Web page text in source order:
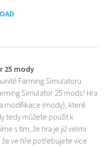
25 mody
Farming Simulatoru.
Simulator 25 mods? Hra
modifikace (mody), které
tedy můžete použít k
s tím, že hra je již velmi
ve hře potřebujete více